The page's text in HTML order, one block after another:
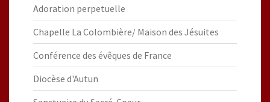
Adoration perpetuelle
Chapelle La Colombière/ Maison des Jésuites
Conférence des évêques de France
Diocèse d'Autun